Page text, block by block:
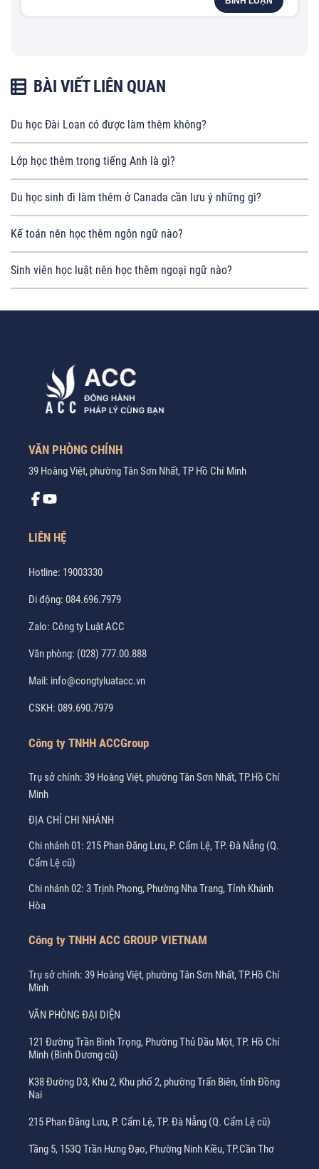
BÀI VIẾT LIÊN QUAN
Du học Đài Loan có được làm thêm không?
Lớp học thêm trong tiếng Anh là gì?
Du học sinh đi làm thêm ở Canada cần lưu ý những gì?
Kế toán nên học thêm ngôn ngữ nào?
Sinh viên học luật nên học thêm ngoại ngữ nào?
VĂN PHÒNG CHÍNH
39 Hoàng Việt, phường Tân Sơn Nhất, TP Hồ Chí Minh
LIÊN HỆ
Hotline: 19003330
Di động: 084.696.7979
Zalo: Công ty Luật ACC
Văn phòng: (028) 777.00.888
Mail: info@congtyluatacc.vn
CSKH: 089.690.7979
Công ty TNHH ACCGroup
Trụ sở chính: 39 Hoàng Việt, phường Tân Sơn Nhất, TP.Hồ Chí
Minh
ĐỊA CHỈ CHI NHÁNH
Chi nhánh 01: 215 Phan Đăng Lưu, P. Cẩm Lệ, TP. Đà Nẵng (Q.
Cẩm Lệ cũ)
Chi nhánh 02: 3 Trịnh Phong, Phường Nha Trang, Tỉnh Khánh
Hòa
Công ty TNHH ACC GROUP VIETNAM
Trụ sở chính: 39 Hoàng Việt, phường Tân Sơn Nhất, TP.Hồ Chí
Minh
VĂN PHÒNG ĐẠI DIỆN
121 Đường Trần Bình Trọng, Phường Thủ Dầu Một, TP. Hồ Chí
Minh (Bình Dương cũ)
K38 Đường D3, Khu 2, Khu phố 2, phường Trấn Biên, tỉnh Đồng
Nai
215 Phan Đăng Lưu, P. Cẩm Lệ, TP. Đà Nẵng (Q. Cẩm Lệ cũ)
Tầng 5, 153Q Trần Hưng Đạo, Phường Ninh Kiều, TP.Cần Thơ